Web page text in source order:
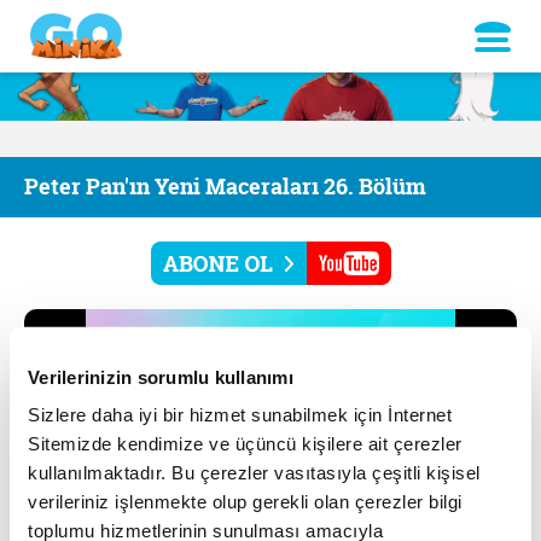
Verilerinizin sorumlu kullanımı
Sizlere daha iyi bir hizmet sunabilmek için İnternet
Sitemizde kendimize ve üçüncü kişilere ait çerezler
kullanılmaktadır. Bu çerezler vasıtasıyla çeşitli kişisel
verileriniz işlenmekte olup gerekli olan çerezler bilgi
toplumu hizmetlerinin sunulması amacıyla
Peter Pan'ın Yeni Maceraları 26. Bölüm